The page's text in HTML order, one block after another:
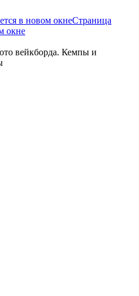
в новом окнеСтраница
окне
вейкборда. Кемпы и